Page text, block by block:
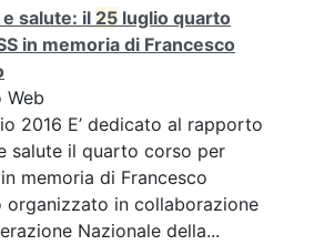
salute: il 25 luglio quarto
in memoria di Francesco
Web
2016 E’ dedicato al rapporto
salute il quarto corso per
memoria di Francesco
organizzato in collaborazione
Nazionale della...